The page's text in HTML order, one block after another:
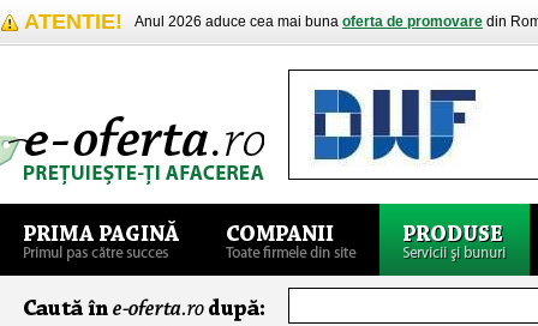
ATENTIE! Anul 2026 aduce cea mai buna oferta de promovare din